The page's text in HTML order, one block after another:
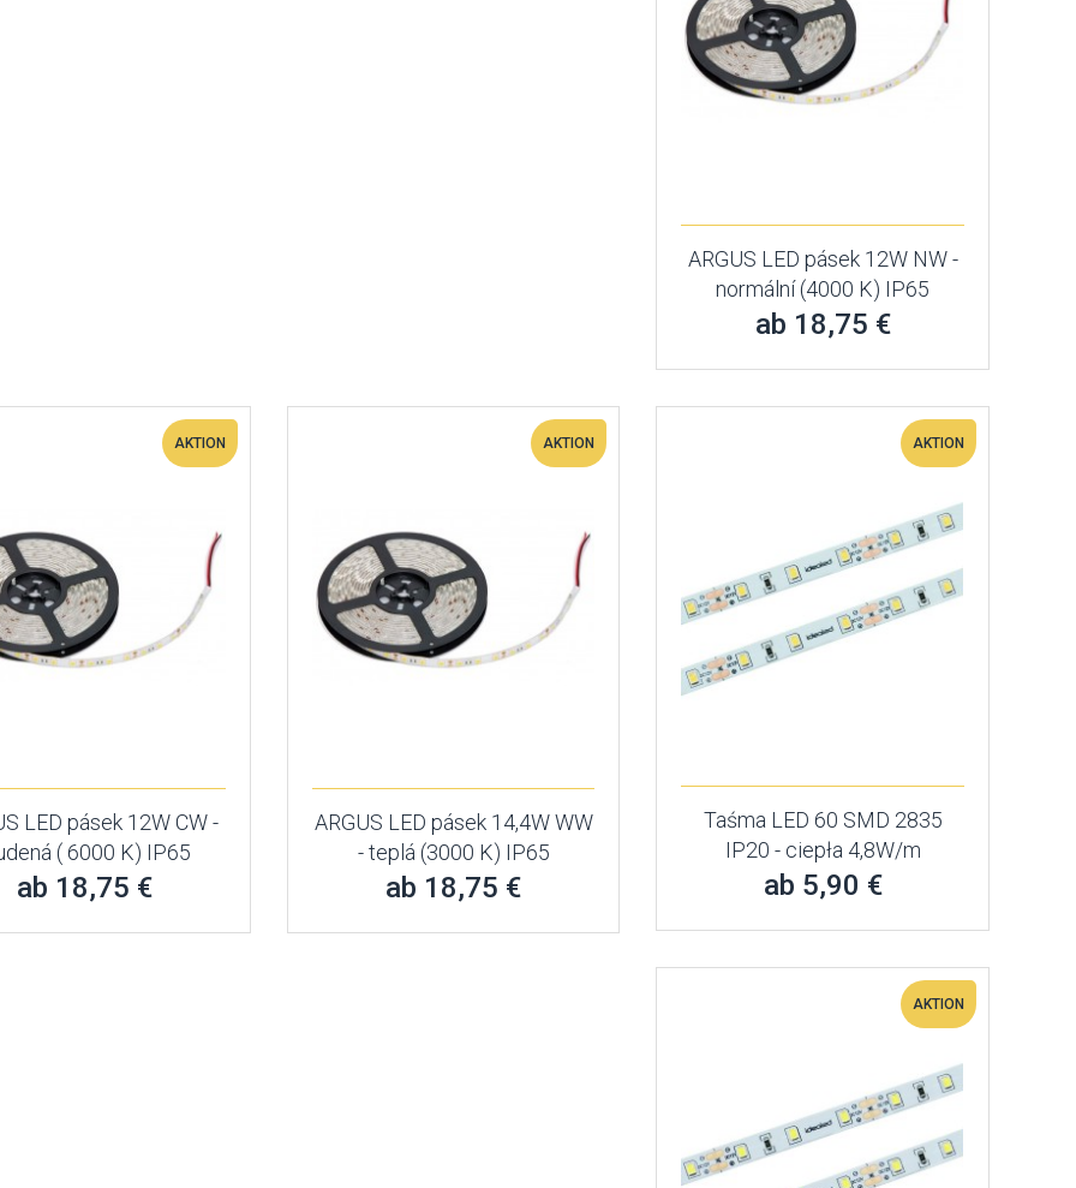
ARGUS LED pásek 12W NW -
normální (4000 K) IP65
ab 18,75 €
AKTION
LED pásek 12W CW -
( 6000 K) IP65
ab 18,75 €
AKTION
ARGUS LED pásek 14,4W WW
- teplá (3000 K) IP65
ab 18,75 €
AKTION
Taśma LED 60 SMD 2835
IP20 - ciepła 4,8W/m
ab 5,90 €
AKTION